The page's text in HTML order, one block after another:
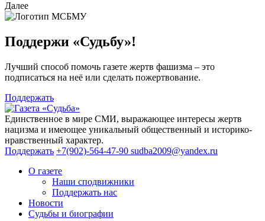
Далее
Поддержи «Судьбу»!
Лучший способ помочь газете жертв фашизма – это
подписаться на неё или сделать пожертвование.
Поддержать
Единственное в мире СМИ, выражающее интересы жертв
нацизма и имеющее уникальный общественный и историко-
нравственный характер.
Поддержать +7(902)-564-47-90 sudba2009@yandex.ru
О газете
Наши сподвижники
Поддержать нас
Новости
Судьбы и биографии